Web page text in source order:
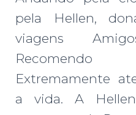
pela Hellen,
viagens
Extremamente
a vida. A